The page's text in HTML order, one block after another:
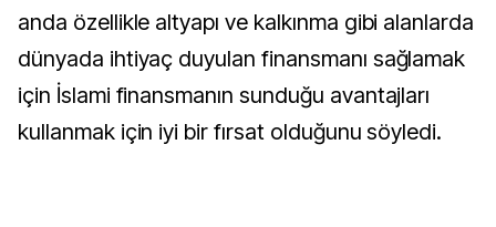
anda özellikle altyapı ve kalkınma gibi alanlarda
dünyada ihtiyaç duyulan finansmanı sağlamak
için İslami finansmanın sunduğu avantajları
kullanmak için iyi bir fırsat olduğunu söyledi.